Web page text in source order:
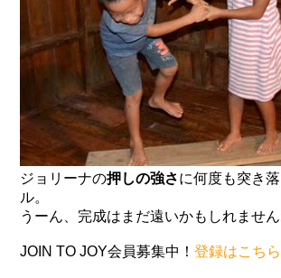
ジョリーナの押しの強さに何度も突き
ル。
うーん、完成はまだ遠いかもしれません
JOIN TO JOY会員募集中！登録はこちら